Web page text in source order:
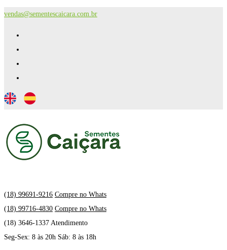
vendas@sementescaicara.com.br
(18) 99691-9216 Compre no Whats
(18) 99716-4830 Compre no Whats
(18) 3646-1337 Atendimento
Seg-Sex: 8 às 20h Sáb: 8 às 18h